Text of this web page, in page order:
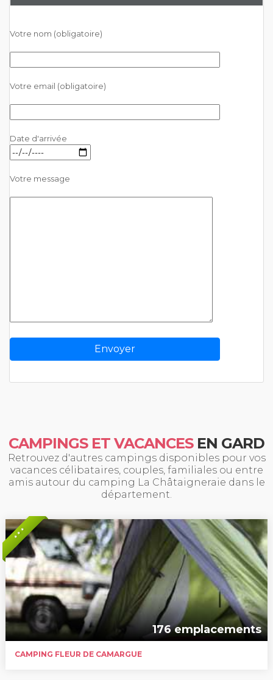
Votre nom (obligatoire)
Votre email (obligatoire)
Date d'arrivée
Votre message
CAMPINGS ET VACANCESEN GARD
Retrouvez d'autres campings disponibles pour vos
vacances célibataires, couples, familiales ou entre
amis autour du camping La Châtaigneraie dans le
département.
* * *
176 emplacements
CAMPING FLEUR DE CAMARGUE